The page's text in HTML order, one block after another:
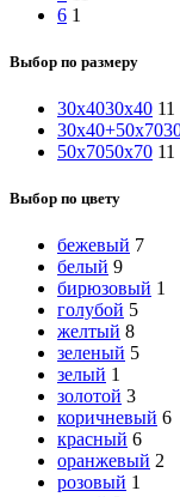
6 1
Выбор по размеру
30x4030x40 11
30х40+50х70
50x7050x70 11
Выбор по цвету
бежевый 7
белый 9
бирюзовый 1
голубой 5
желтый 8
зеленый 5
зелый 1
золотой 3
коричневый 6
красный 6
оранжевый 2
розовый 1